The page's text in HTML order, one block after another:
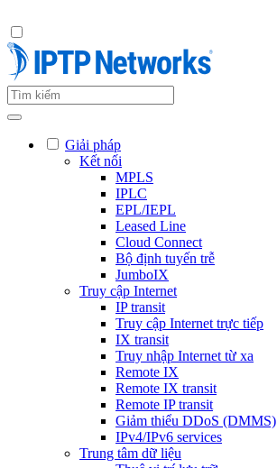
Giải pháp
Kết nối
MPLS
IPLC
EPL/IEPL
Leased Line
Cloud Connect
Bộ định tuyến trễ
JumboIX
Truy cập Internet
IP transit
Truy cập Internet trực tiếp
IX transit
Truy nhập Internet từ xa
Remote IX
Remote IX transit
Remote IP transit
Giảm thiểu DDoS (DMMS)
IPv4/IPv6 services
Trung tâm dữ liệu